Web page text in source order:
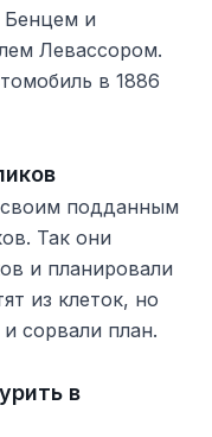
и
Левассором.
в 1886
подданным
Так они
и планировали
из клеток, но
сорвали план.
в